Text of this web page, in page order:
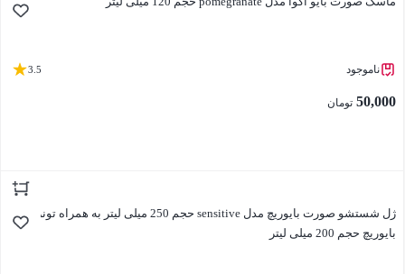
ناموجود 3.5
50,000 تومان
ژل شستشو صورت بایوریچ مدل sensitive حجم 250 میلی لیتر به همراه تونر دوفاز
بایوریچ حجم 200 میلی لیتر